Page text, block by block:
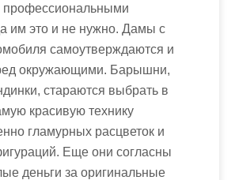
профессиональными
им это и не нужно. Дамы с
самоутверждаются и
окружающими. Барышни,
стараются выбрать в
красивую технику
гламурных расцветок и
Еще они согласны
деньги за оригинальные